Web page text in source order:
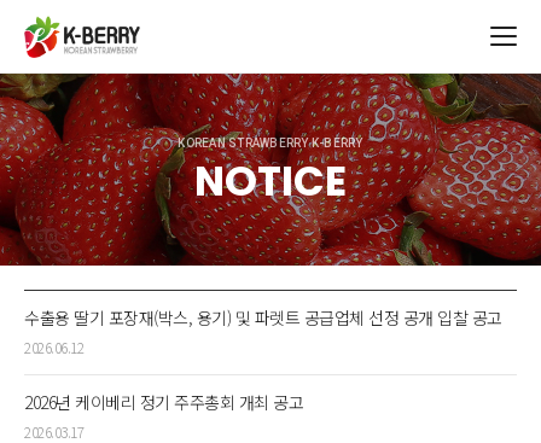
KOREAN STRAWBERRY K-BERRY
NOTICE
수출용 딸기 포장재(박스, 용기) 및 파렛트 공급업체 선정 공개 입찰 공고
2026.06.12
2026년 케이베리 정기 주주총회 개최 공고
2026.03.17